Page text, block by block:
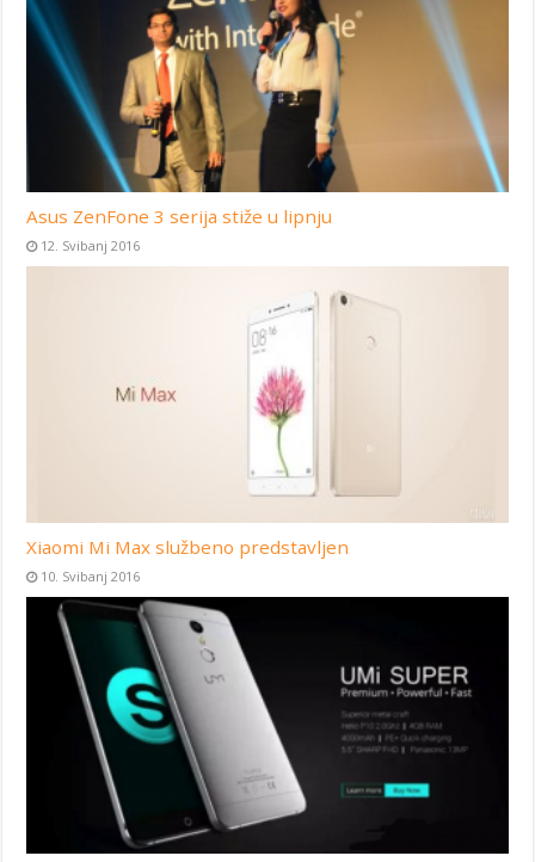
Asus ZenFone 3 serija stiže u lipnju
12. Svibanj 2016
Xiaomi Mi Max službeno predstavljen
10. Svibanj 2016